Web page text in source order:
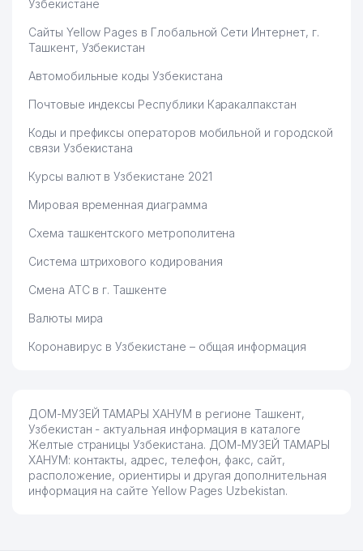
71
72
SMART EDUCATION COMPANY
73
ООО
228 м
74
OLTIN SOY BIRINCHI
KOMMUNAL ТЧСЖ
77
БЮРО
78 ИНОГАМОВА С.М. ИндП
82 INTER GLOBE ДП 263 м
83
ALLMED
ПРЕДСТАВИТЕЛЬСТВО
265 м
85
УПРАВЛЕНИЕ НАРОДНОГО
268 м
Узбекистане
Сайты Yellow Pages в Глобальной Сети Интернет, г.
Ташкент, Узбекистан
Автомобильные коды Узбекистана
Почтовые индексы Республики Каракалпакстан
Коды и префиксы операторов мобильной и городской
связи Узбекистана
Курсы валют в Узбекистане 2021
Мировая временная диаграмма
Схема ташкентского метрополитена
Система штрихового кодирования
Смена АТС в г. Ташкенте
Валюты мира
Коронавирус в Узбекистане – общая информация
ДОМ-МУЗЕЙ ТАМАРЫ ХАНУМ в регионе Ташкент,
Узбекистан - актуальная информация в каталоге
Желтые страницы Узбекистана. ДОМ-МУЗЕЙ ТАМАРЫ
ХАНУМ: контакты, адрес, телефон, факс, сайт,
расположение, ориентиры и другая дополнительная
информация на сайте Yellow Pages Uzbekistan.